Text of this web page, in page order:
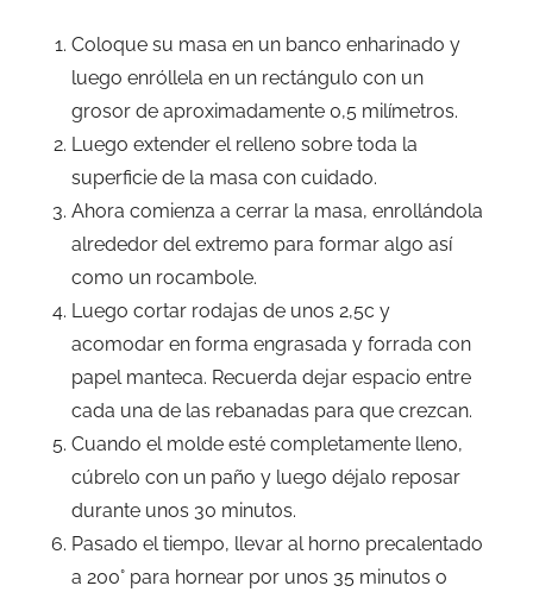
Coloque su masa en un banco enharinado y
luego enróllela en un rectángulo con un
grosor de aproximadamente 0,5 milímetros.
Luego extender el relleno sobre toda la
superficie de la masa con cuidado.
Ahora comienza a cerrar la masa, enrollándola
alrededor del extremo para formar algo así
como un rocambole.
Luego cortar rodajas de unos 2,5c y
acomodar en forma engrasada y forrada con
papel manteca. Recuerda dejar espacio entre
cada una de las rebanadas para que crezcan.
Cuando el molde esté completamente lleno,
cúbrelo con un paño y luego déjalo reposar
durante unos 30 minutos.
Pasado el tiempo, llevar al horno precalentado
a 200° para hornear por unos 35 minutos o